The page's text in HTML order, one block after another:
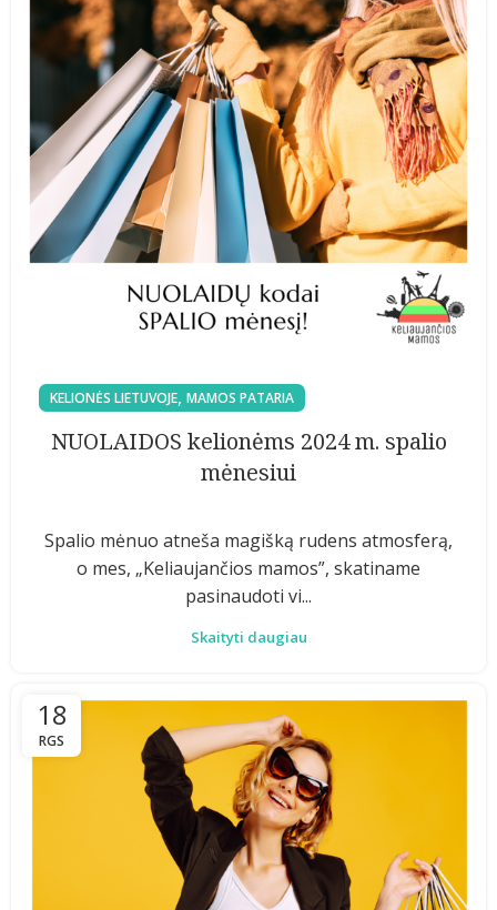
KELIONĖS LIETUVOJE, MAMOS PATARIA
NUOLAIDOS kelionėms 2024 m. spalio
mėnesiui
Spalio mėnuo atneša magišką rudens atmosferą,
o mes, „Keliaujančios mamos”, skatiname
pasinaudoti vi...
Skaityti daugiau
18
RGS